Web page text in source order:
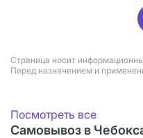
Страница носит
Перед назначением и
Посмотреть все
Самовывоз в